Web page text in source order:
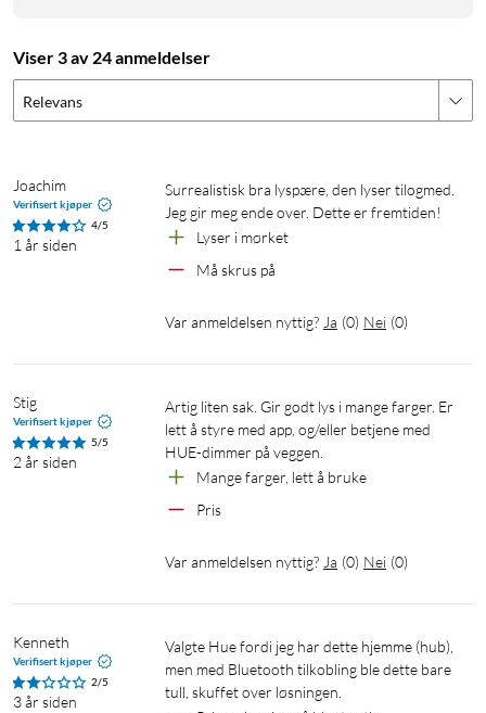
Viser 3 av 24 anmeldelser
Relevans
Joachim
Verifisert kjøper
4/5
1 år siden
Surrealistisk bra lyspære, den lyser tilogmed.
Jeg gir meg ende over. Dette er fremtiden!
Lyser i mørket
Må skrus på
Var anmeldelsen nyttig? Ja (0) Nei (0)
Stig
Verifisert kjøper
5/5
2 år siden
Artig liten sak. Gir godt lys i mange farger. Er
lett å styre med app, og/eller betjene med
HUE-dimmer på veggen.
Mange farger, lett å bruke
Pris
Var anmeldelsen nyttig? Ja (0) Nei (0)
Kenneth
Verifisert kjøper
2/5
3 år siden
Valgte Hue fordi jeg har dette hjemme (hub),
men med Bluetooth tilkobling ble dette bare
tull, skuffet over løsningen.